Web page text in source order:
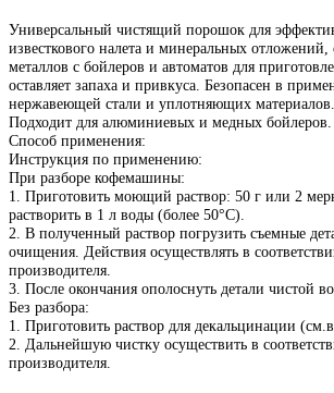
Универсальный чистящий порошок для
известкового налета и минеральных
металлов с бойлеров и автоматов для
оставляет запаха и привкуса. Безопасен в
нержавеющей стали и уплотняющих материалов.
Подходит для алюминиевых и медных бойлеров.
Способ применения:
Инструкция по применению:
При разборе кофемашины:
1. Приготовить моющий раствор: 50 г или 2
растворить в 1 л воды (более 50°С).
2. В полученный раствор погрузить съемные
очищения. Действия осуществлять в
производителя.
3. После окончания ополоснуть детали чистой
Без разбора:
1. Приготовить раствор для декальцинации
2. Дальнейшую чистку осуществить в
производителя.